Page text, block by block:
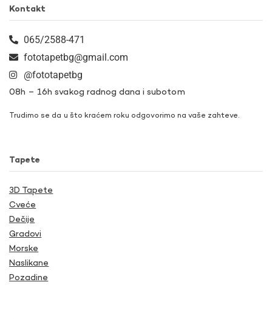
Kontakt
065/2588-471
fototapetbg@gmail.com
@fototapetbg
08h – 16h svakog radnog dana i subotom
Trudimo se da u što kraćem roku odgovorimo na vaše zahteve.
Tapete
3D Tapete
Cveće
Dečije
Gradovi
Morske
Naslikane
Pozadine